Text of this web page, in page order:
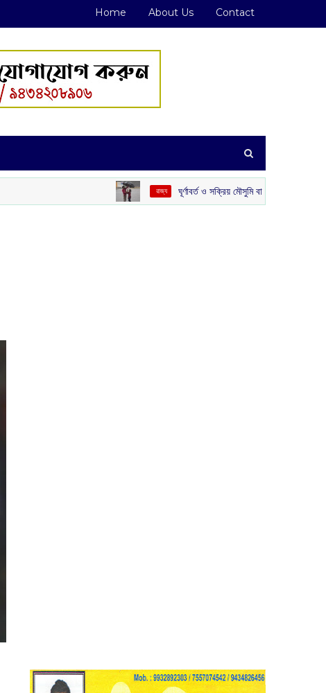
Home About Us Contact
ঘূর্ণাবর্ত ও সক্রিয় মৌসুমি বায়ুর জোড়া ফলা: দক্ষিণবঙ্গে ভারী বৃষ্টির